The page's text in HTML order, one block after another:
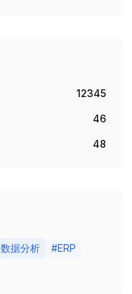
12345
46
48
数据分析 #ERP